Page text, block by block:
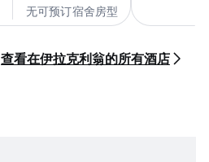
无可预订宿舍房型
查看在伊拉克利翁的所有酒店